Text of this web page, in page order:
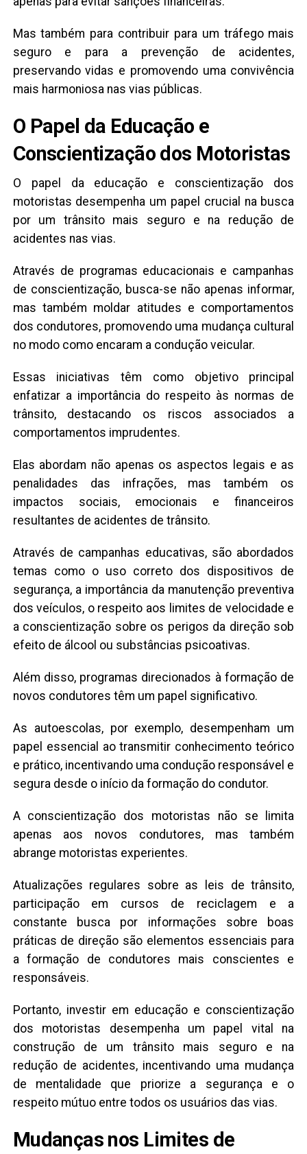
Mas também para contribuir para um tráfego mais
seguro e para a prevenção de acidentes,
preservando vidas e promovendo uma convivência
mais harmoniosa nas vias públicas.
O Papel da Educação e
Conscientização dos Motoristas
O papel da educação e conscientização dos
motoristas desempenha um papel crucial na busca
por um trânsito mais seguro e na redução de
acidentes nas vias.
Através de programas educacionais e campanhas
de conscientização, busca-se não apenas informar,
mas também moldar atitudes e comportamentos
dos condutores, promovendo uma mudança cultural
no modo como encaram a condução veicular.
Essas iniciativas têm como objetivo principal
enfatizar a importância do respeito às normas de
trânsito, destacando os riscos associados a
comportamentos imprudentes.
Elas abordam não apenas os aspectos legais e as
penalidades das infrações, mas também os
impactos sociais, emocionais e financeiros
resultantes de acidentes de trânsito.
Através de campanhas educativas, são abordados
temas como o uso correto dos dispositivos de
segurança, a importância da manutenção preventiva
dos veículos, o respeito aos limites de velocidade e
a conscientização sobre os perigos da direção sob
efeito de álcool ou substâncias psicoativas.
Além disso, programas direcionados à formação de
novos condutores têm um papel significativo.
As autoescolas, por exemplo, desempenham um
papel essencial ao transmitir conhecimento teórico
e prático, incentivando uma condução responsável e
segura desde o início da formação do condutor.
A conscientização dos motoristas não se limita
apenas aos novos condutores, mas também
abrange motoristas experientes.
Atualizações regulares sobre as leis de trânsito,
participação em cursos de reciclagem e a
constante busca por informações sobre boas
práticas de direção são elementos essenciais para
a formação de condutores mais conscientes e
responsáveis.
Portanto, investir em educação e conscientização
dos motoristas desempenha um papel vital na
construção de um trânsito mais seguro e na
redução de acidentes, incentivando uma mudança
de mentalidade que priorize a segurança e o
respeito mútuo entre todos os usuários das vias.
Mudanças nos Limites de